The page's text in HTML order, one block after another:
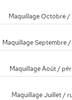
Maquillage Octobre /
Maquillage Septembre
Maquillage Août /
Maquillage Juillet /